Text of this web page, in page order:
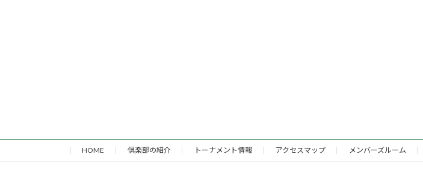
HOME 倶楽部の紹介 トーナメント情報 アクセスマップ メンバーズルーム